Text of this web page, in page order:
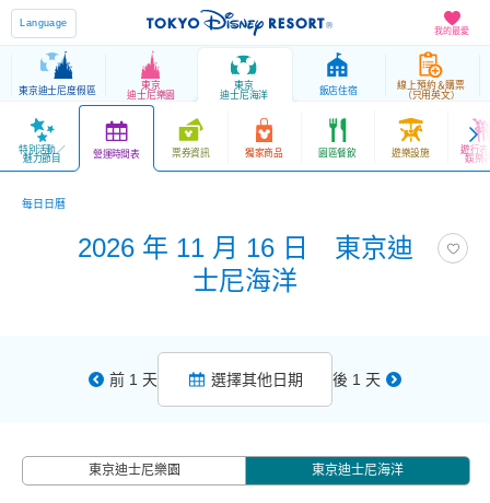
我的最愛
Language
東京迪士尼度假區
東京
迪士尼樂園
東京
迪士尼海洋
飯店住宿
線上預約＆購票
（只用英文）
特別活動／
魅力節目 營運時間表 票券資訊 獨家商品 園區餐飲 遊樂設施 遊行表
娛樂
每日日曆
2026 年 11 月 16 日 東京迪
士尼海洋
前 1 天 選擇其他日期 後 1 天
東京迪士尼樂園 東京迪士尼海洋